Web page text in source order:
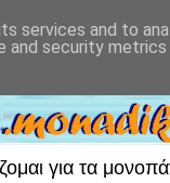
για τα
services and to
and security